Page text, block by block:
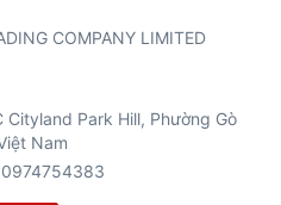
Park Hill, Phường Gò
Nam